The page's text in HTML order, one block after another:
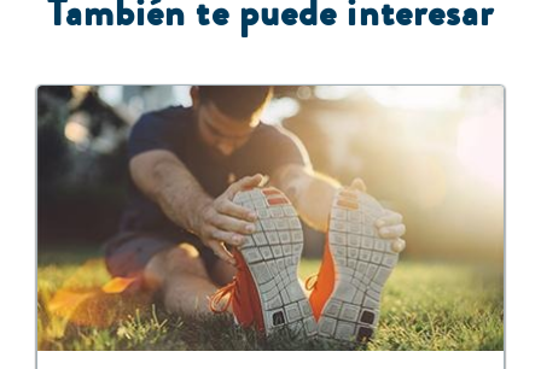
También te puede interesar